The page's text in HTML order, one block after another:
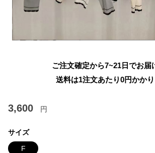
ご注文確定から7~21日でお届
送料は1注文あたり0円かか
3,600 円
サイズ
F